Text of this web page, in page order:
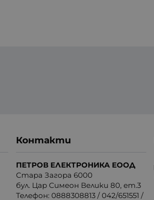
Контакти
ПЕТРОВ ЕЛЕКТРОНИКА ЕООД
Стара Загора 6000
бул. Цар Симеон Велики 80, ет.3
Телефон:0888308813 /042/651551 /